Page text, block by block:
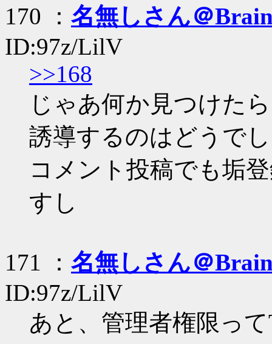
170 ： 名無しさん＠
ID:97z/LilV
>>168
じゃあ何か見つけた
誘導するのはどうで
コメント投稿でも垢
すし
171 ： 名無しさん＠
ID:97z/LilV
あと、管理者権限っ